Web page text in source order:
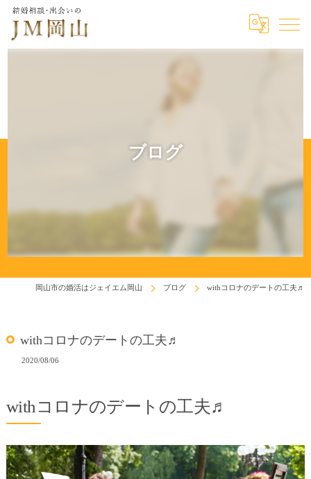
ブログ
岡山市の婚活はジェイエム岡山 ブログ withコロナのデートの工夫♬
withコロナのデートの工夫♬
2020/08/06
withコロナのデートの工夫♬